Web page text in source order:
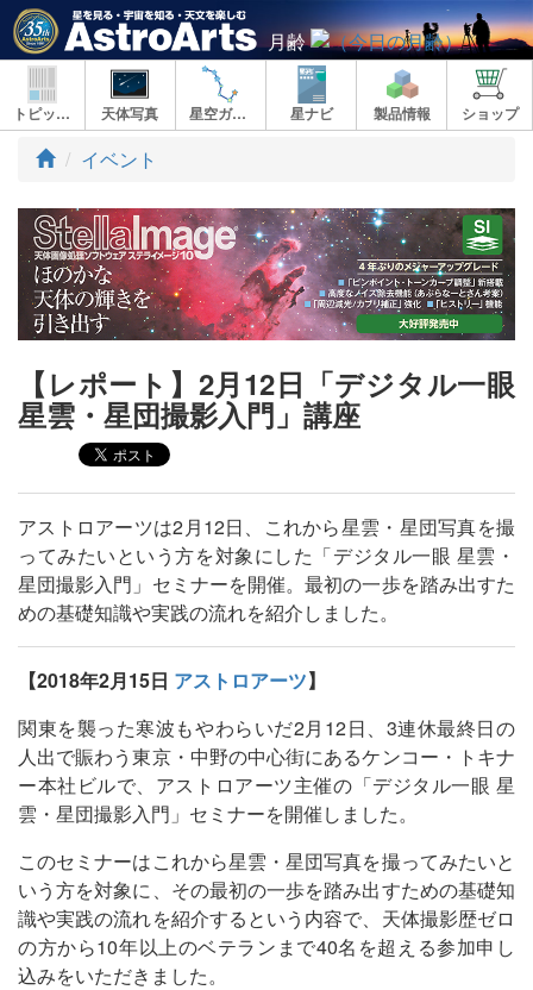
月齢
トピックス 天体写真 星空ガイド 星ナビ 製品情報 ショップ
ト
プ
イベント
【レポート】2月12日「デジタル一眼
星雲・星団撮影入門」講座
アストロアーツは2月12日、これから星雲・星団写真を撮
ってみたいという方を対象にした「デジタル一眼 星雲・
星団撮影入門」セミナーを開催。最初の一歩を踏み出すた
めの基礎知識や実践の流れを紹介しました。
【2018年2月15日 アストロアーツ】
関東を襲った寒波もやわらいだ2月12日、3連休最終日の
人出で賑わう東京・中野の中心街にあるケンコー・トキナ
ー本社ビルで、アストロアーツ主催の「デジタル一眼 星
雲・星団撮影入門」セミナーを開催しました。
このセミナーはこれから星雲・星団写真を撮ってみたいと
いう方を対象に、その最初の一歩を踏み出すための基礎知
識や実践の流れを紹介するという内容で、天体撮影歴ゼロ
の方から10年以上のベテランまで40名を超える参加申し
込みをいただきました。